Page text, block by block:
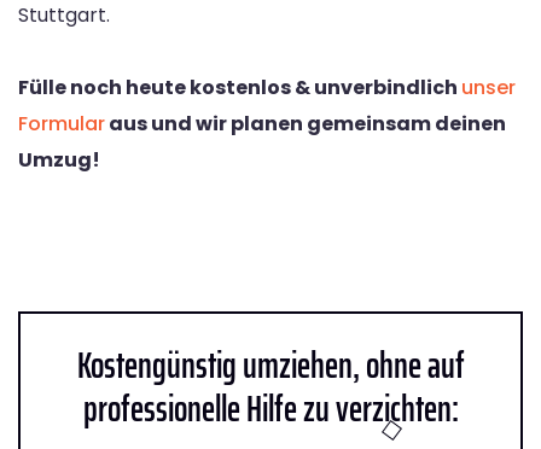
Stuttgart.
Fülle noch heute kostenlos & unverbindlich unser
Formularaus und wir planen gemeinsam deinen
Umzug!
Kostengünstig umziehen, ohne auf
professionelle Hilfe zu verzichten: